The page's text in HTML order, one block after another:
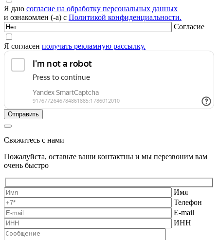
Я даю согласие на обработку персональных данных
и ознакомлен (-а) с Политикой конфиденциальности.
Согласие
Я согласен получать рекламную рассылку.
Свяжитесь с нами
Пожалуйста, оставьте ваши контактны и мы перезвоним вам
очень быстро
Имя
Телефон
E-mail
ИНН